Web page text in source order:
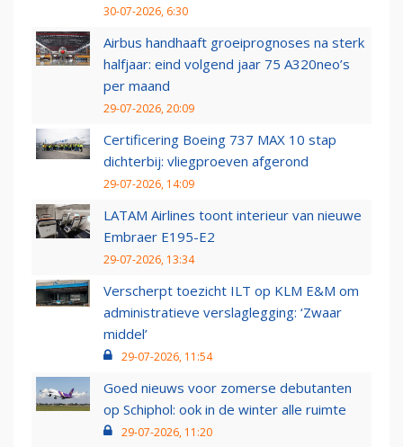
30-07-2026, 6:30
Airbus handhaaft groeiprognoses na sterk
halfjaar: eind volgend jaar 75 A320neo’s
per maand
29-07-2026, 20:09
Certificering Boeing 737 MAX 10 stap
dichterbij: vliegproeven afgerond
29-07-2026, 14:09
LATAM Airlines toont interieur van nieuwe
Embraer E195-E2
29-07-2026, 13:34
Verscherpt toezicht ILT op KLM E&M om
administratieve verslaglegging: ‘Zwaar
middel’
29-07-2026, 11:54
Goed nieuws voor zomerse debutanten
op Schiphol: ook in de winter alle ruimte
29-07-2026, 11:20